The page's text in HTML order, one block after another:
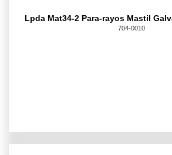
Lpda Mat34-2 Para-rayos Mastil
704-0010